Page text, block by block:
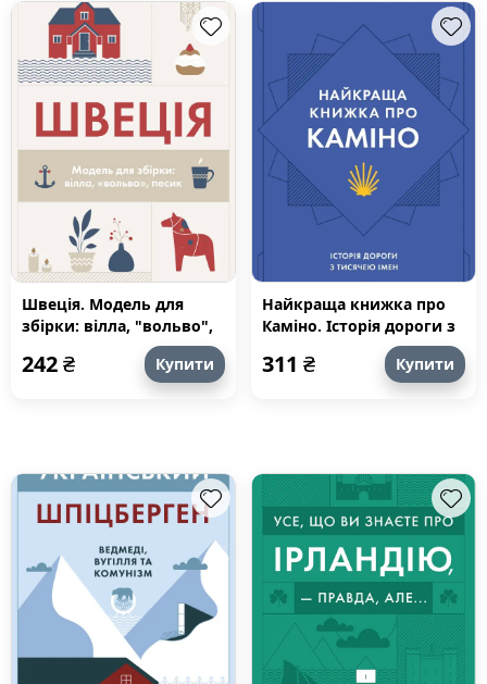
Швеція. Модель для
збірки: вілла, "вольво",
242₴ Купити
Найкраща книжка про
Каміно. Історія дороги з
311 ₴ Купити